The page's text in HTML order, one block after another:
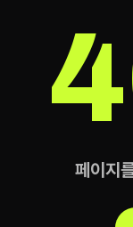
페이지